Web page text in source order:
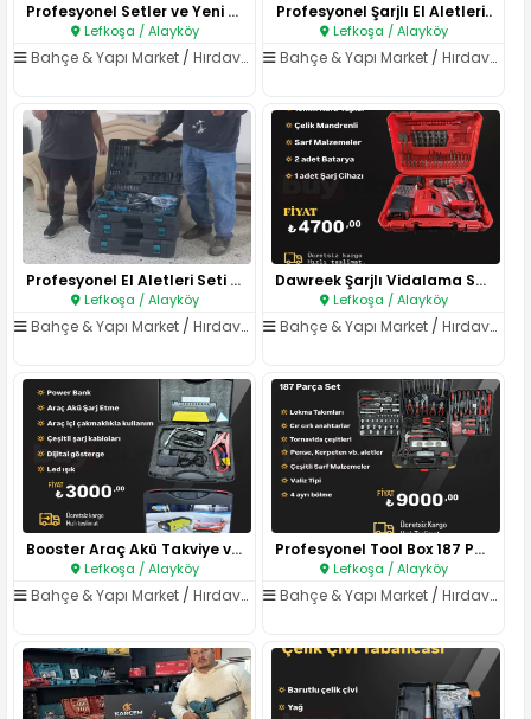
Profesyonel Setler ve Yeni Tes..
Lefkoşa / Alayköy
Bahçe & Yapı Market / Hırdavat & El Aletleri
Profesyonel Şarjlı El Aletleri..
Lefkoşa / Alayköy
Bahçe & Yapı Market /Hırdavat & El Aletleri
Profesyonel El Aletleri Seti T..
Lefkoşa / Alayköy
Bahçe & Yapı Market / Hırdavat & El Aletleri
Dawreek Şarjlı Vidalama Seti..
Lefkoşa / Alayköy
Bahçe & Yapı Market /Hırdavat & El Aletleri
Booster Araç Akü Takviye ve Po..
Lefkoşa / Alayköy
Bahçe & Yapı Market / Hırdavat & El Aletleri
Profesyonel Tool Box 187 Parça..
Lefkoşa / Alayköy
Bahçe & Yapı Market /Hırdavat & El Aletleri